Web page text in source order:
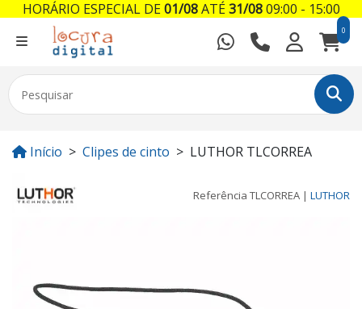
0
Início Clipes de cinto LUTHOR TLCORREA
Referência TLCORREA | LUTHOR
HORÁRIO ESPECIAL DE01/08ATÉ31/0809:00 - 15:00